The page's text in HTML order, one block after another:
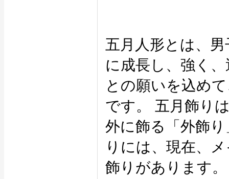
五月人形とは、
に成長し、強く
との願いを込め
です。 五月飾り
外に飾る「外飾
りには、現在、
飾りがあります